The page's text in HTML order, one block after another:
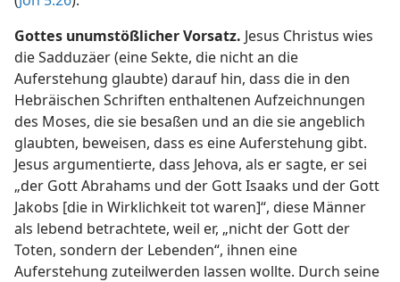
Gottes unumstößlicher Vorsatz. Jesus Christus wies
die Sadduzäer (eine Sekte, die nicht an die
Auferstehung glaubte) darauf hin, dass die in den
Hebräischen Schriften enthaltenen Aufzeichnungen
des Moses, die sie besaßen und an die sie angeblich
glaubten, beweisen, dass es eine Auferstehung gibt.
Jesus argumentierte, dass Jehova, als er sagte, er sei
„der Gott Abrahams und der Gott Isaaks und der Gott
Jakobs [die in Wirklichkeit tot waren]“, diese Männer
als lebend betrachtete, weil er, „nicht der Gott der
Toten, sondern der Lebenden“, ihnen eine
Auferstehung zuteilwerden lassen wollte. Durch seine